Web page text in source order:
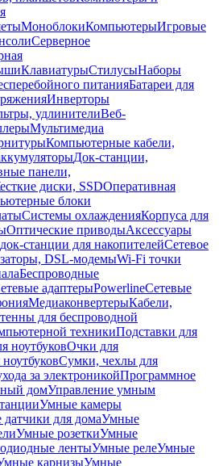
МоноблокиКомпьютерыИгровые
Серверное
КлавиатурыСтилусыНаборы
питанияБатареи для
Инверторы
удлинителиВеб-
Мультимедиа
Компьютерные кабели,
Док-станции,
панели,
диски, SSDОперативная
блоки
Системы охлажденияКорпуса для
Оптические приводыАксессуары
станции для накопителейСетевое
DSL-модемыWi-Fi точки
Беспроводные
адаптерыPowerlineСетевые
МедиаконвертерыКабели,
для беспроводной
техникиПодставки для
ноутбуковОчки для
Сумки, чехлы для
за электроникойПрограммное
домУправление умным
Умные камеры
для домаУмные
Умные розеткиУмные
лентыУмные релеУмные
карнизыУмные